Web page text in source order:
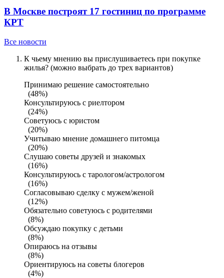
В Москве построят 17 гостиниц по программе
КРТ
Все новости
К чьему мнению вы прислушиваетесь при покупке
жилья? (можно выбрать до трех вариантов)
Принимаю решение самостоятельно
(48%)
Консультируюсь с риелтором
(24%)
Советуюсь с юристом
(20%)
Учитываю мнение домашнего питомца
(20%)
Слушаю советы друзей и знакомых
(16%)
Консультируюсь с тарологом/астрологом
(16%)
Согласовываю сделку с мужем/женой
(12%)
Обязательно советуюсь с родителями
(8%)
Обсуждаю покупку с детьми
(8%)
Опираюсь на отзывы
(8%)
Ориентируюсь на советы блогеров
(4%)